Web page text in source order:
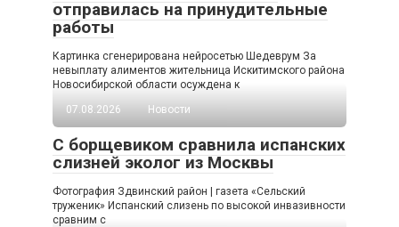
отправилась на принудительные
работы
Картинка сгенерирована нейросетью Шедеврум За
невыплату алиментов жительница Искитимского района
Новосибирской области осуждена к
07.08.2026
Новости
С борщевиком сравнила испанских
слизней эколог из Москвы
Фотография Здвинский район | газета «Сельский
труженик» Испанский слизень по высокой инвазивности
сравним с